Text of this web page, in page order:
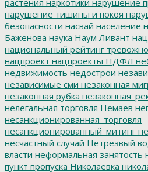
нарушение тишины и покоя
безопасности насвай население
Баженова наука Наум Ливант
национальный рейтинг
нацпроект нацпроекты НДФЛ
недвижимость недострои
независимые сми незаконная
незаконная рубка
нелегальная торговля Немаев
несанкционированная_торговля
несанкционированный_митинг
несчастный случай Нетрезвый
власти неформальная занятость
пункт пропуска Николаевка